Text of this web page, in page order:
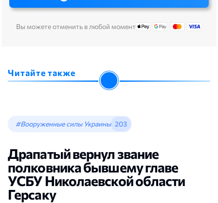
Вы можете отменить в любой момент
Читайте также
#Вооруженные силы Украины 203
Драпатый вернул звание
полковника бывшему главе
УСБУ Николаевской области
Герсаку